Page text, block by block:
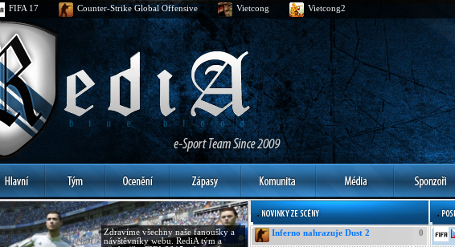
FIFA 17 Counter-Strike Global Offensive Vietcong Vietcong2
Zdravíme všechny naše fanoušky a
návštěvníky webu. RediA tým a
Inferno nahrazuje Dust 2 0